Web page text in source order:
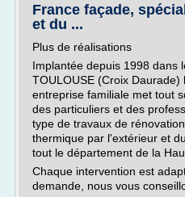
France façade,
et du ...
Plus de réalisations
Implantée depuis 1998 dans
TOULOUSE (Croix Daurade)
entreprise familiale met tout
des particuliers et des
type de travaux de
thermique par l'extérieur et
tout le département de la
Chaque intervention est
demande, nous vous